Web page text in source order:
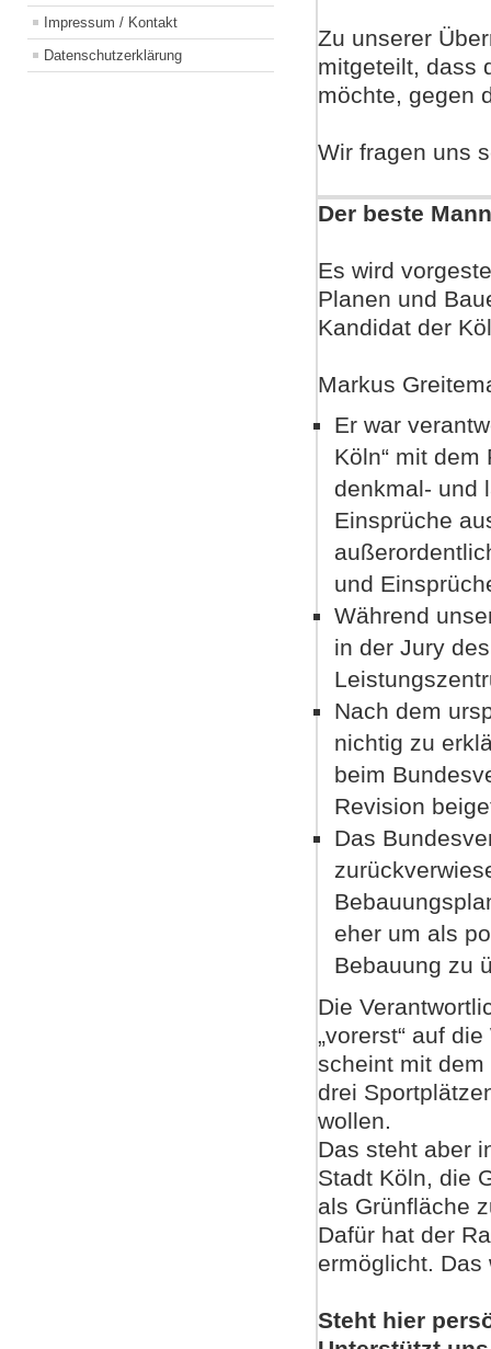
Impressum / Kontakt
Datenschutzerklärung
Zu unserer
mitgeteilt, dass
möchte, gegen
Wir fragen uns
Der beste
Es wird
Planen und
Kandidat der
Markus
Er war
Köln“ mit
denkmal- und
Einsprüche
und
Während
in der Jury
Nach dem
nichtig zu
beim
Revision
Das
eher um als
Bebauung zu
Die
„vorerst“ auf
scheint mit
drei
wollen.
Das steht aber
Stadt Köln, die
als Grünfläche
Dafür hat der
ermöglicht. Das
Steht hier